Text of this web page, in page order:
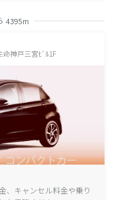
4395m
神戸三宮ﾋﾞﾙ1F
、キャンセル料金や乗り